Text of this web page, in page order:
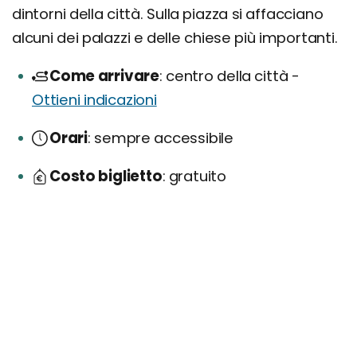
dintorni della città. Sulla piazza si affacciano
alcuni dei palazzi e delle chiese più importanti.
Come arrivare centro della città -
Ottieni indicazioni
Orari sempre accessibile
Costo biglietto gratuito